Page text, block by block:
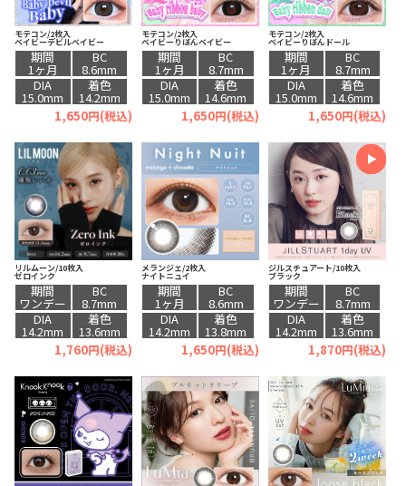
モテコン/2枚入
ベイビーデビルベイビー
期間
1ヶ月
BC
8.6mm
DIA
15.0mm
着色
14.2mm
1,650円(税込)
モテコン/2枚入
ベイビーりぼんベイビー
期間
1ヶ月
BC
8.7mm
DIA
15.0mm
着色
14.6mm
1,650円(税込)
モテコン/2枚入
ベイビーりぼんドール
期間
1ヶ月
BC
8.7mm
DIA
15.0mm
着色
14.6mm
1,650円(税込)
リルムーン/10枚入
ゼロインク
期間
ワンデー
BC
8.7mm
DIA
14.2mm
着色
13.6mm
1,760円(税込)
メランジェ/2枚入
ナイトニュイ
期間
1ヶ月
BC
8.6mm
DIA
14.2mm
着色
13.8mm
1,650円(税込)
ジルスチュアート/10枚入
ブラック
期間
ワンデー
BC
8.7mm
DIA
14.2mm
着色
13.6mm
1,870円(税込)